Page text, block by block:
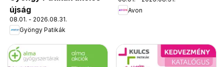
újság
08.01. - 2026.08.31.
Gyöngy Patikák
Avon